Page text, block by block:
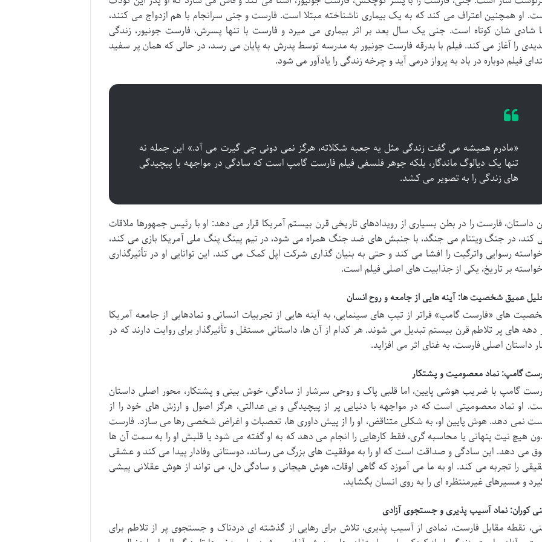
او همچنین اعتراف می کند که به یک بیماری ناشناخته مبتلا است. فارست و جنی سرانجام با هم ازدواج می کنند،
شادی شان کوتاه است. جنی یک سال بعد بر اثر بیماری می میرد و فارست با تنها پسرش، فارست جونیور، زندگی
را آغاز می کند. فیلم با بدرقه فارست جونیور به مدرسه توسط پدرش به پایان می رسد، در حالی که همان پر سفید
فیلم دوباره در باد به پرواز درمی آید و چرخه زندگی را یادآور می شود.
«مادرم همیشه می گفت زندگی مثل یه جعبه شکلاته، هرگز نمی دونی چی گیرت می آد.» این جمله نه
تنها یک دیالوگ ماندگار، بلکه جوهر فلسفی فیلم فارست گامپ است که سادگی در مواجهه با پیچیدگی
های زندگی را به تصویر می کشد.
داستان، فارست را در بطن بسیاری از رویدادهای تاریخی قرن بیستم آمریکا قرار می دهد: او با رئیس جمهورها ملاقات
کند، در جنگ ویتنام می جنگد، با جنبش های ضد جنگ همراه می شود، در تیم پینگ پنگ ملی آمریکا بازی می کند،
رسوایی واترگیت را افشا می کند و حتی به بنیان گذاری شرکت اپل کمک می کند. این توانایی او در تأثیرگذاری
بر تاریخ، یکی از جذابیت های اصلی فیلم است.
عمیق شخصیت ها: آینه هایی از جامعه و روح انسان
های «فارست گامپ» فراتر از تیپ های سینمایی، به آینه هایی از تجربیات انسانی و نمادهایی از جامعه آمریکا
دهه های پر تلاطم قرن بیستم تبدیل می شوند. هر کدام از آن ها، داستانی مستقل و تأثیرگذار برای روایت دارند که در
داستان اصلی فارست، به غنای اثر می افزاید.
گامپ: نماد معصومیت و پشتکار
گامپ با ضریب هوشی پایین، اما قلبی پاک و روحی سرشار از سادگی، خوش بینی و پشتکار، محور اصلی داستان
او نماد معصومیتی است که در مواجهه با دنیایی پر از پیچیدگی و بی عدالتی، هرگز اصول و ارزش های خود را از
نمی دهد. هوش پایین او، به شکلی متناقض، او را از پیش داوری ها، تعصبات و اغراض شخصی رها می سازد. فارست
هیچ نیت پنهانی یا محاسبه گری، فقط کارهایی را انجام می دهد که به او گفته می شود یا قلبش او را به سمت آن ها
می دهد. این سادگی و صداقت است که او را به موفقیت های بزرگ می رساند، دوستانی وفادار پیدا می کند و عشقی
را تجربه می کند. او به ما می آموزد که گاهی اوقات، هوش هیجانی و سادگی دل، می تواند از هوش عقلانی پیشی
و مسیرهای غیرمنتظره ای را به روی انسان بگشاید.
کوران: نماد آسیب پذیری و جستجوی آزادی
نقطه مقابل فارست، نمادی از آسیب پذیری، تلاش برای رهایی از گذشته ای دردناک و جستجوی پر از تلاطم برای